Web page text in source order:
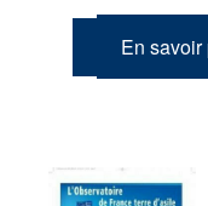
En savoir